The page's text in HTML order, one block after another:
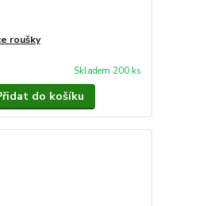
roušky
Skladem 200 ks
do košíku